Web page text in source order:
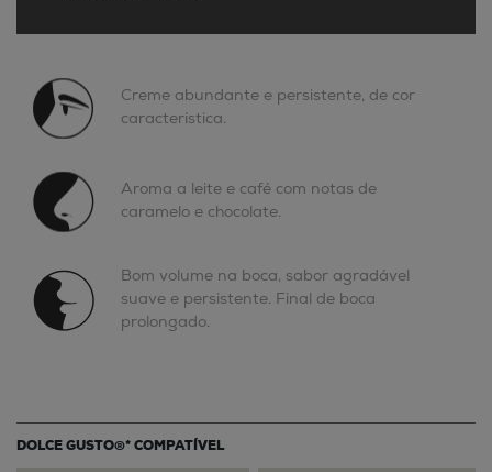
Creme abundante e persistente, de cor
característica.
Aroma a leite e café com notas de
caramelo e chocolate.
Bom volume na boca, sabor agradável
suave e persistente. Final de boca
prolongado.
DOLCE GUSTO®* COMPATÍVEL